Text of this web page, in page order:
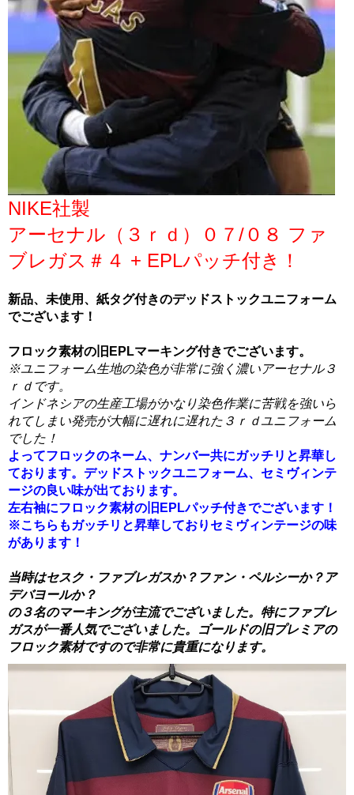
NIKE社製
アーセナル（３ｒｄ）０７/０８ ファ
ブレガス＃４ + EPLパッチ付き！
新品、未使用、紙タグ付きのデッドストックユニフォーム
でございます！
フロック素材の旧EPLマーキング付きでございます。
※ユニフォーム生地の染色が非常に強く濃いアーセナル３
ｒｄです。
インドネシアの生産工場がかなり染色作業に苦戦を強いら
れてしまい発売が大幅に遅れに遅れた３ｒｄユニフォーム
でした！
よってフロックのネーム、ナンバー共にガッチリと昇華し
ております。デッドストックユニフォーム、セミヴィンテ
ージの良い味が出ております。
左右袖にフロック素材の旧EPLパッチ付きでございます！
※こちらもガッチリと昇華しておりセミヴィンテージの味
があります！
当時はセスク・ファブレガスか？ファン・ペルシーか？ア
デバヨールか？
の３名のマーキングが主流でございました。特にファブレ
ガスが一番人気でございました。ゴールドの旧プレミアの
フロック素材ですので非常に貴重になります。